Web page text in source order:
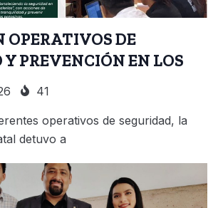
OPERATIVOS DE
Y PREVENCIÓN EN LOS
41
operativos de seguridad, la
detuvo a